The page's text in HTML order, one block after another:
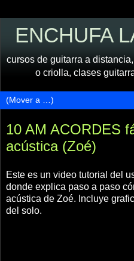
ENCHUFA
cursos de guitarra a
o criolla, clases
10 AM ACORDES
acústica (Zoé)
Este es un video tutorial del
donde explica paso a paso
acústica de Zoé. Incluye
del solo.